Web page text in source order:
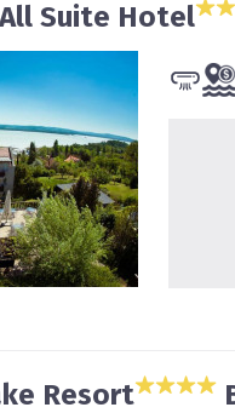
Suite Hotel
Resort